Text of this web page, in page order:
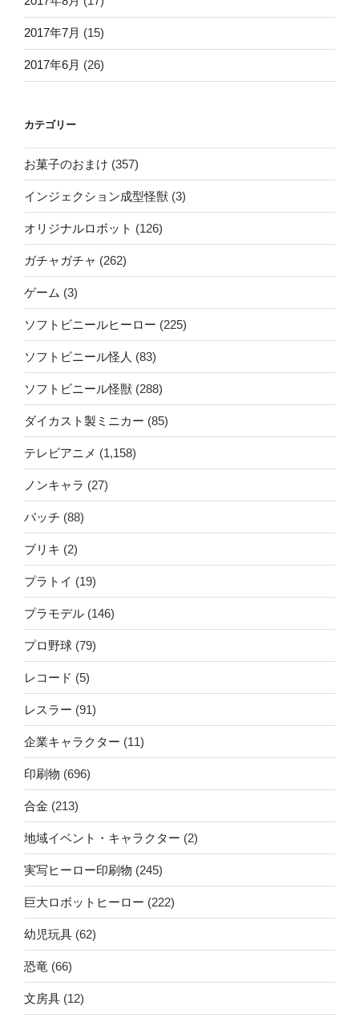
2017年7月 (15)
2017年6月 (26)
カテゴリー
お菓子のおまけ (357)
インジェクション成型怪獣 (3)
オリジナルロボット (126)
ガチャガチャ (262)
ゲーム (3)
ソフトビニールヒーロー (225)
ソフトビニール怪人 (83)
ソフトビニール怪獣 (288)
ダイカスト製ミニカー (85)
テレビアニメ (1,158)
ノンキャラ (27)
バッチ (88)
ブリキ (2)
プラトイ (19)
プラモデル (146)
プロ野球 (79)
レコード (5)
レスラー (91)
企業キャラクター (11)
印刷物 (696)
合金 (213)
地域イベント・キャラクター (2)
実写ヒーロー印刷物 (245)
巨大ロボットヒーロー (222)
幼児玩具 (62)
恐竜 (66)
文房具 (12)